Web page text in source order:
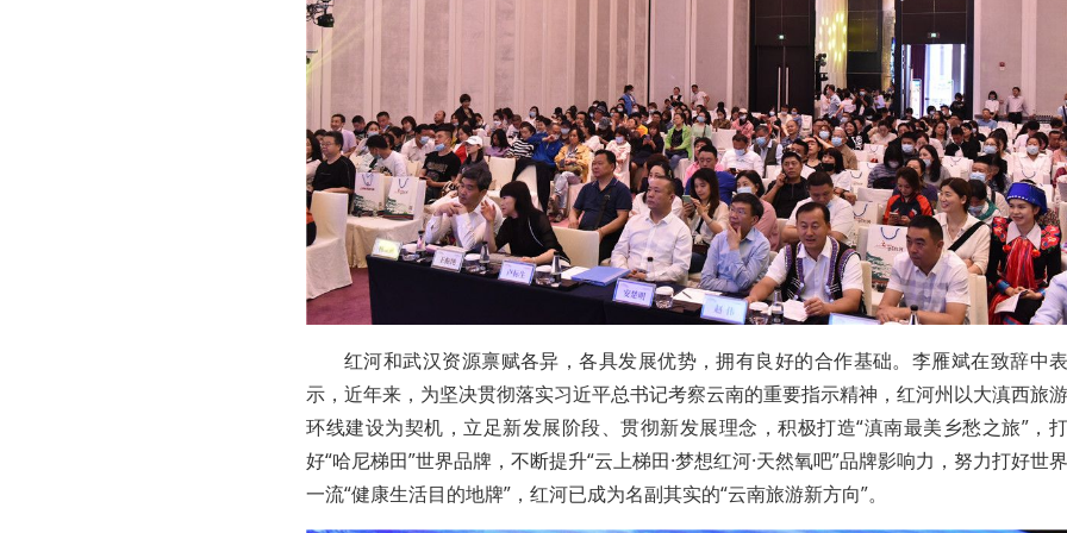
红河和武汉资源禀赋各异，各具发展优势，拥有良好的合作基础。李雁斌在致辞中表
示，近年来，为坚决贯彻落实习近平总书记考察云南的重要指示精神，红河州以大滇西旅游
环线建设为契机，立足新发展阶段、贯彻新发展理念，积极打造“滇南最美乡愁之旅”，打
好“哈尼梯田”世界品牌，不断提升“云上梯田·梦想红河·天然氧吧”品牌影响力，努力打好世界
一流“健康生活目的地牌”，红河已成为名副其实的“云南旅游新方向”。